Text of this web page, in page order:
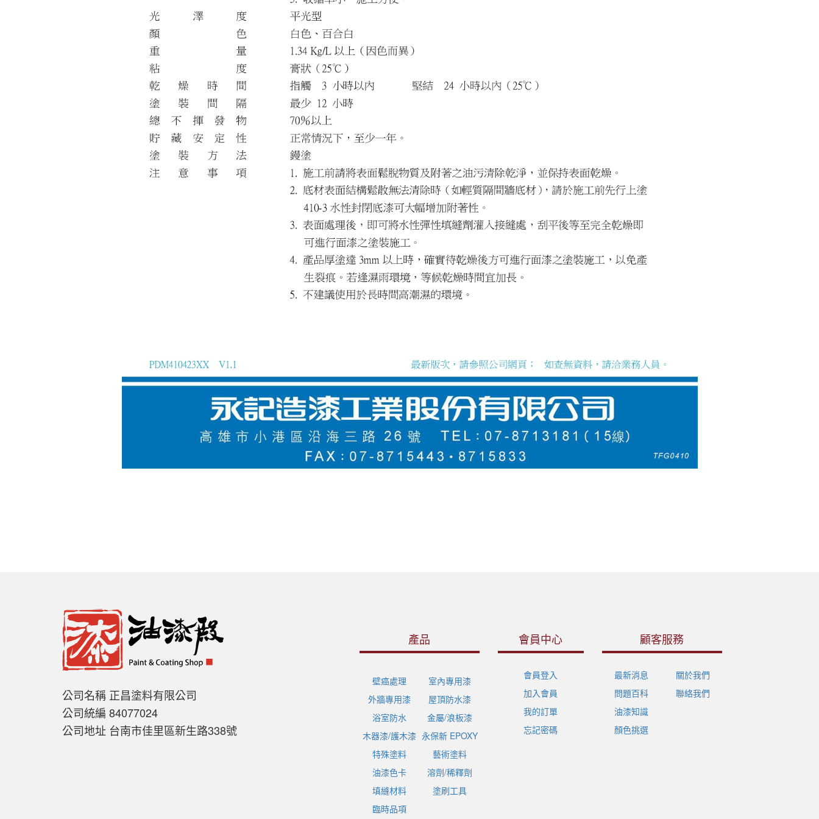
公司名稱 正昌塗料有限公司
公司統編 84077024
公司地址 台南市佳里區新生路338號
產品
壁癌處理
室內專用漆
外牆專用漆
屋頂防水漆
浴室防水
金屬/浪板漆
木器漆/護木漆 永保新 EPOXY
特殊塗料
藝術塗料
油漆色卡
溶劑/稀釋劑
填縫材料
塗刷工具
臨時品項
會員中心
會員登入
加入會員
我的訂單
忘記密碼
顧客服務
最新消息
問題百科
油漆知識
顏色挑選
關於我們
聯絡我們